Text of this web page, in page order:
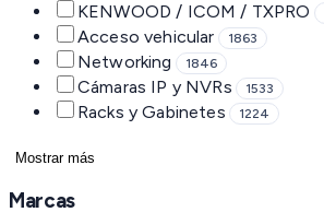
KENWOOD / ICOM / TXPRO
Acceso vehicular 1863
Networking 1846
Cámaras IP y NVRs 1533
Racks y Gabinetes 1224
Mostrar más
Marcas